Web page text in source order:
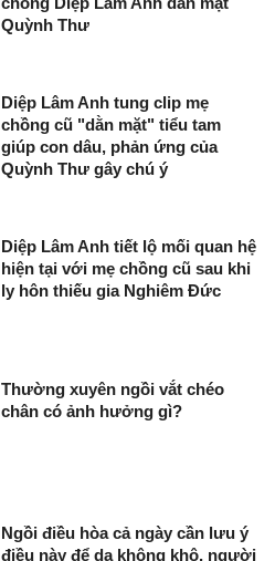
Quỳnh Thư
Diệp Lâm Anh tung clip mẹ
chồng cũ "dằn mặt" tiểu tam
giúp con dâu, phản ứng của
Quỳnh Thư gây chú ý
Diệp Lâm Anh tiết lộ mối quan hệ
hiện tại với mẹ chồng cũ sau khi
ly hôn thiếu gia Nghiêm Đức
Thường xuyên ngồi vắt chéo
chân có ảnh hưởng gì?
Ngồi điều hòa cả ngày cần lưu ý
điều này để da không khô, người